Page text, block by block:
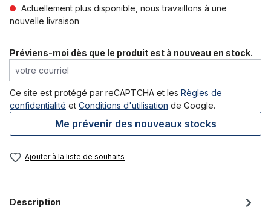
Actuellement plus disponible, nous travaillons à une
nouvelle livraison
Préviens-moi dès que le produit est à nouveau en stock.
votre courriel
Ce site est protégé par reCAPTCHA et les Règles de
confidentialité et Conditions d'utilisation de Google.
Me prévenir des nouveaux stocks
Ajouter à la liste de souhaits
Description